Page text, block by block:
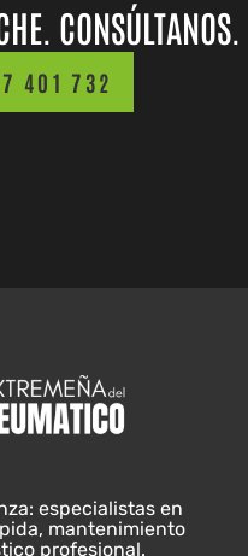
CONSÚLTANOS.
401 732
especialistas en
mantenimiento
profesional.